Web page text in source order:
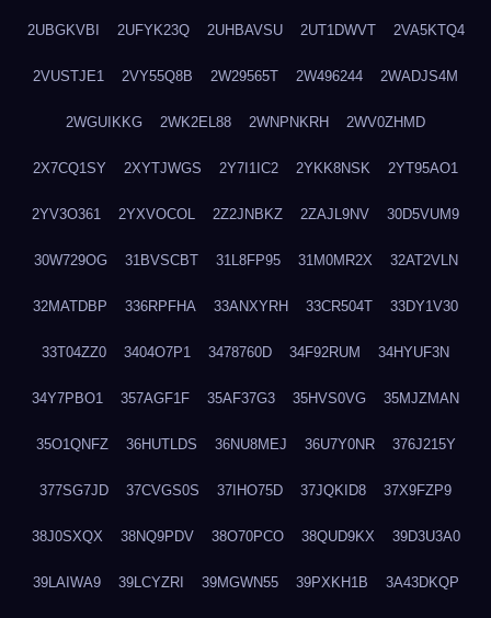
2UBGKVBI 2UFYK23Q 2UHBAVSU 2UT1DWVT 2VA5KTQ4
2VUSTJE1 2VY55Q8B 2W29565T 2W496244 2WADJS4M
2WGUIKKG 2WK2EL88 2WNPNKRH 2WV0ZHMD
2X7CQ1SY 2XYTJWGS 2Y7I1IC2 2YKK8NSK 2YT95AO1
2YV3O361 2YXVOCOL 2Z2JNBKZ 2ZAJL9NV 30D5VUM9
30W729OG 31BVSCBT 31L8FP95 31M0MR2X 32AT2VLN
32MATDBP 336RPFHA 33ANXYRH 33CR504T 33DY1V30
33T04ZZ0 3404O7P1 3478760D 34F92RUM 34HYUF3N
34Y7PBO1 357AGF1F 35AF37G3 35HVS0VG 35MJZMAN
35O1QNFZ 36HUTLDS 36NU8MEJ 36U7Y0NR 376J215Y
377SG7JD 37CVGS0S 37IHO75D 37JQKID8 37X9FZP9
38J0SXQX 38NQ9PDV 38O70PCO 38QUD9KX 39D3U3A0
39LAIWA9 39LCYZRI 39MGWN55 39PXKH1B 3A43DKQP